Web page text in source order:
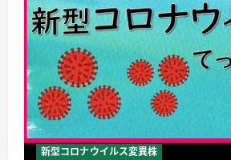
新型コロナウイルス変異株